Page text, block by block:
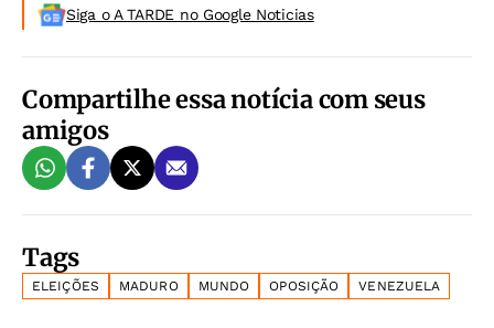
Siga o A TARDE no Google Noticias
Compartilhe essa notícia com seus
amigos
Tags
ELEIÇÕES MADURO MUNDO OPOSIÇÃO VENEZUELA